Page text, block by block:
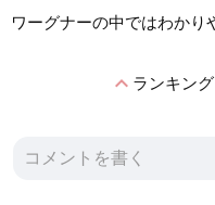
ワーグナーの中ではわかり
expand_lessランキン